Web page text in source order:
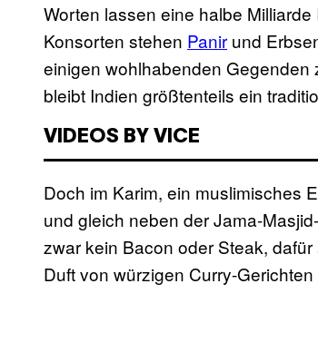
Worten lassen eine halbe
Konsorten stehen Panir und
einigen wohlhabenden Gegenden
bleibt Indien größtenteils ein
VIDEOS BY VICE
Doch im Karim, ein muslimisches
und gleich neben der Jama-
zwar kein Bacon oder Steak, dafür
Duft von würzigen Curry-